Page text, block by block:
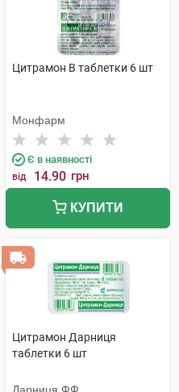
Цитрамон В таблетки 6 шт
Монфарм
Є в наявності
від 14.90 грн
КУПИТИ
Цитрамон Дарниця
таблетки 6 шт